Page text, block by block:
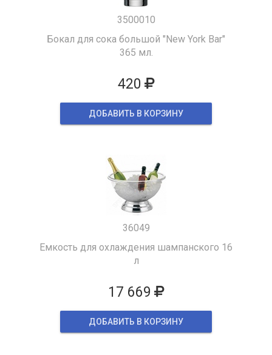
3500010
Бокал для сока большой "New York Bar"
365 мл.
420
ДОБАВИТЬ В КОРЗИНУ
36049
Емкость для охлаждения шампанского 16
л
17 669
ДОБАВИТЬ В КОРЗИНУ